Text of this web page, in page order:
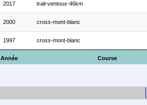
Année Course
2017 trail-ventoux-46km
2000 cross-mont-blanc
1997 cross-mont-blanc